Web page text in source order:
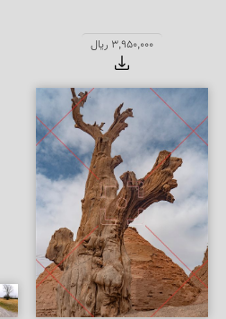
3,950,000 ریال